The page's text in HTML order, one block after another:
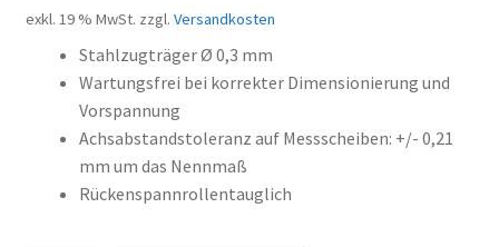
Zahlungsarten
Preis
war:
43,52 €
Preis
ist:
20,27 €.
exkl. 19 % MwSt. zzgl. Versandkosten
Stahlzugträger Ø 0,3 mm
Wartungsfrei bei korrekter Dimensionierung und
Vorspannung
Achsabstandstoleranz auf Messscheiben: +/- 0,21
mm um das Nennmaß
Rückenspannrollentauglich